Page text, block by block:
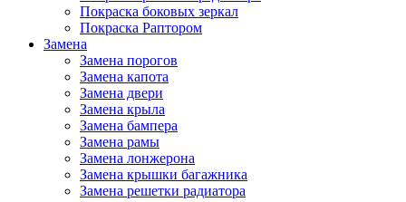
Покраска боковых зеркал
Покраска Раптором
Замена
Замена порогов
Замена капота
Замена двери
Замена крыла
Замена бампера
Замена рамы
Замена лонжерона
Замена крышки багажника
Замена решетки радиатора